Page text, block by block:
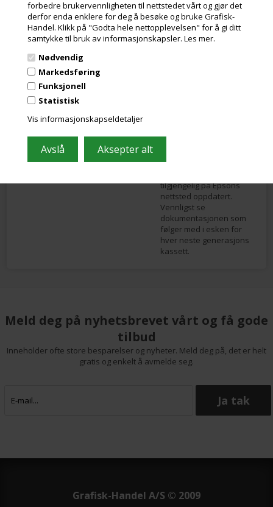
forbedre brukervennligheten til nettstedet vårt og gjør det
derfor enda enklere for deg å besøke og bruke Grafisk-
Handel. Klikk på "Godta hele nettopplevelsen" for å gi ditt
samtykke til bruk av informasjonskapsler. Les mer.
Nødvendig
Markedsføring
Funksjonell
Statistisk
Vis informasjonskapseldetaljer
at det er en rest på ca. 8-
15 % i kassetten etter at
den er rapportert tom.
Dette er grunnen til at de
er derfor viktig å holde
tilgjengelig på Epsons
nettsted oppdatert.
Vennligst se
dokumentasjonen som
følger med i esken for
hver neste generasjons
kassett.
Meld deg på nyhetsbrevet vårt og få gode
tilbud
Inneholder ofte store besparelser og nyheter. Meld deg på, det er helt
gratis og enkelt å avmelde seg.
Grafisk-Handel A/S © 2009